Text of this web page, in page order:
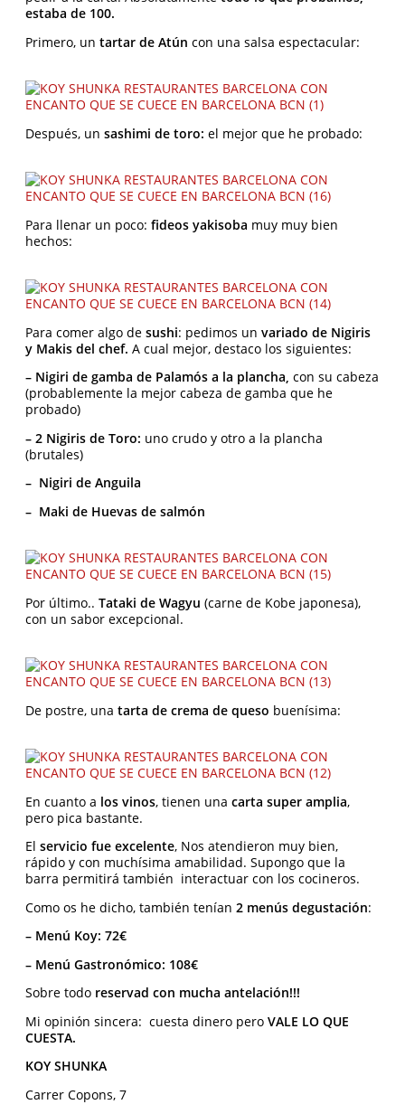
estaba de 100.
Primero, un tartar de Atún con una salsa espectacular:
Después, un sashimi de toro: el mejor que he probado:
Para llenar un poco: fideos yakisoba muy muy bien
hechos:
Para comer algo de sushi: pedimos un variado de Nigiris
y Makis del chef. A cual mejor, destaco los siguientes:
– Nigiri de gamba de Palamós a la plancha, con su cabeza
(probablemente la mejor cabeza de gamba que he
probado)
– 2 Nigiris de Toro: uno crudo y otro a la plancha
(brutales)
– Nigiri de Anguila
– Maki de Huevas de salmón
Por último.. Tataki de Wagyu (carne de Kobe japonesa),
con un sabor excepcional.
De postre, una tarta de crema de queso buenísima:
En cuanto a los vinos, tienen una carta super amplia,
pero pica bastante.
El servicio fue excelente, Nos atendieron muy bien,
rápido y con muchísima amabilidad. Supongo que la
barra permitirá también interactuar con los cocineros.
Como os he dicho, también tenían 2 menús degustación:
– Menú Koy: 72€
– Menú Gastronómico: 108€
Sobre todo reservad con mucha antelación!!!
Mi opinión sincera: cuesta dinero pero VALE LO QUE
CUESTA.
KOY SHUNKA
Carrer Copons, 7